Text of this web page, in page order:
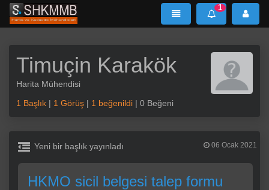
SHKMMB MenÜ Mesaj
1
Timuçin Karakök
Harita Mühendisi
1 Başlık | 1 Görüş | 1 beğenildi | 0 Beğeni
06 Ocak 2021
Yeni bir başlık yayınladı
HKMO sicil belgesi talep formu